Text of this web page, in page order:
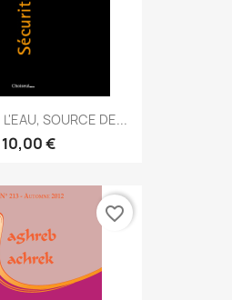
SOURCE DE...
10,00 €
favorite_border